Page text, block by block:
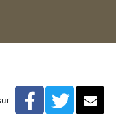
faciles pour
Facebook